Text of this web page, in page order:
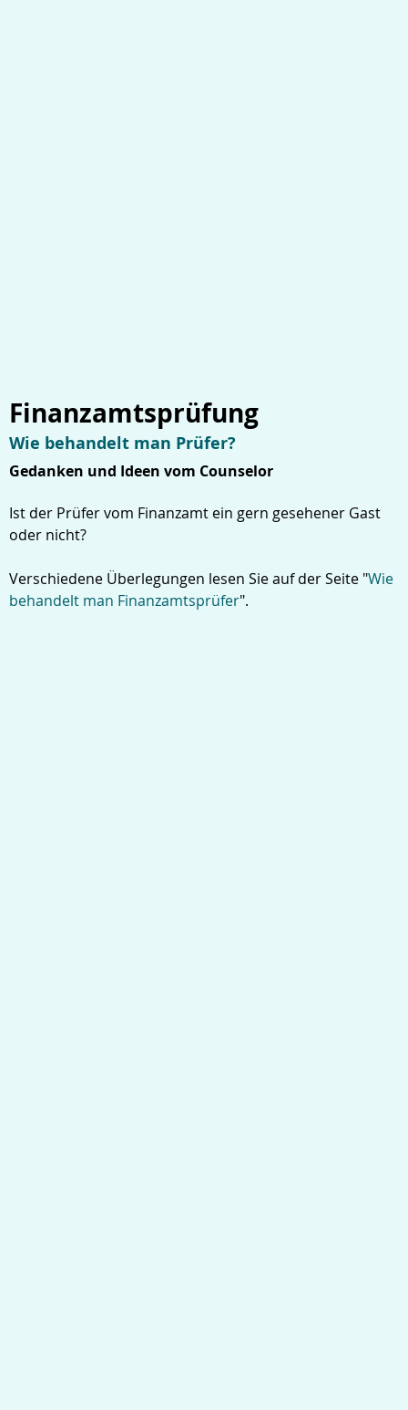
Finanzamtsprüfung
Wie behandelt man Prüfer?
Gedanken und Ideen vom Counselor
Ist der Prüfer vom Finanzamt ein gern gesehener Gast
oder nicht?
Verschiedene Überlegungen lesen Sie auf der Seite "Wie
behandelt man Finanzamtsprüfer".